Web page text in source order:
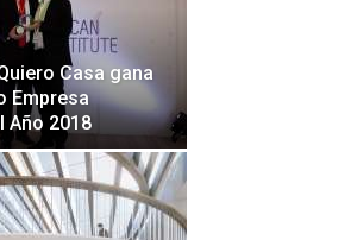
Casa gana
Empresa
Año 2018